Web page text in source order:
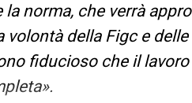
norma, che verrà
della Figc e
fiducioso che il